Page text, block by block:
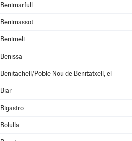
Benimarfull
Benimassot
Benimeli
Benissa
Benitachell/Poble Nou de Benitatxell, el
Biar
Bigastro
Bolulla